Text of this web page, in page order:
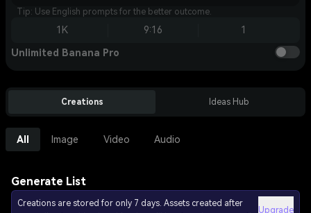
Tip: Use English prompts for the better outcome.
1K 9:16 1
Unlimited Banana Pro
Creations Ideas Hub
All Image Video Audio
Generate List
Creations are stored for only 7 days. Assets created after
Upgrade